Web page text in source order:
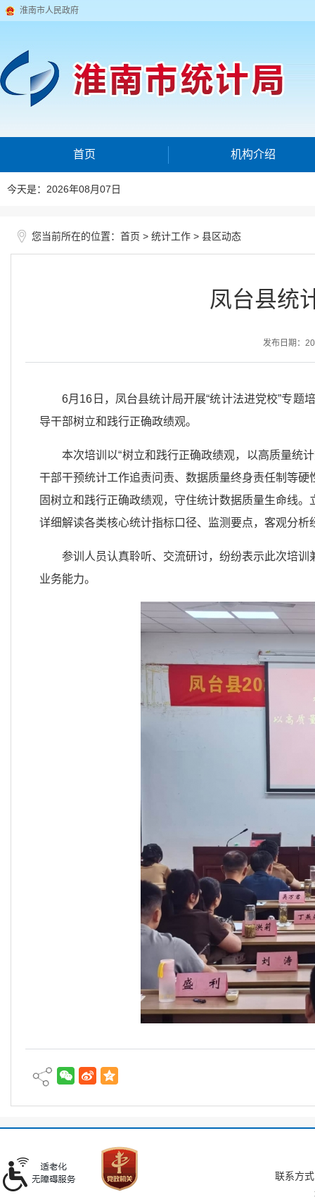
淮南市人民政府
首页 机构介绍
今天是：2026年08月07日
您当前所在的位置： 首页 > 统计工作 > 县区动态
凤台县统
发布日期：
6月16日，凤台县统计局开展“统计法进党校”专
导干部树立和践行正确政绩观。
本次培训以“树立和践行正确政绩观，以高质量统
干部干预统计工作追责问责、数据质量终身责任制等
固树立和践行正确政绩观，守住统计数据质量生命线
详细解读各类核心统计指标口径、监测要点，客观分
参训人员认真聆听、交流研讨，纷纷表示此次培
业务能力。
联系方